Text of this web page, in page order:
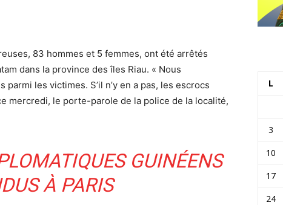
83 hommes et 5 femmes, ont été arrêtés
dans la province des îles Riau. « Nous
les victimes. S’il n’y en a pas, les escrocs
mercredi, le porte-parole de la police de la localité,
GUINÉENS
À PARIS
L
3
10
17
24